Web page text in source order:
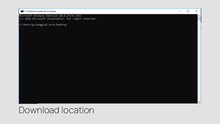
Download location